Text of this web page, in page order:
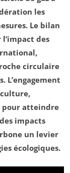
les
Le bilan
des
circulaire
. L’engagement
pour atteindre
impacts
un levier
écologiques.